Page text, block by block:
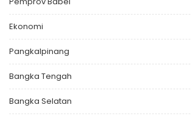
Ekonomi
Pangkalpinang
Bangka Tengah
Bangka Selatan